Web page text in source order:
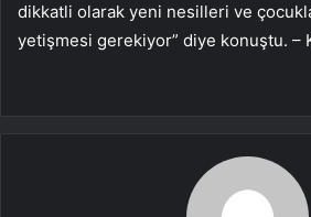
dikkatli olarak yeni nesilleri ve
yetişmesi gerekiyor” diye konuştu. –